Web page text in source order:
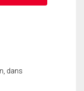
dans